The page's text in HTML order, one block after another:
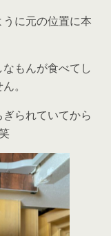
に元の位置に本
もんが食べてし
。
られていてから